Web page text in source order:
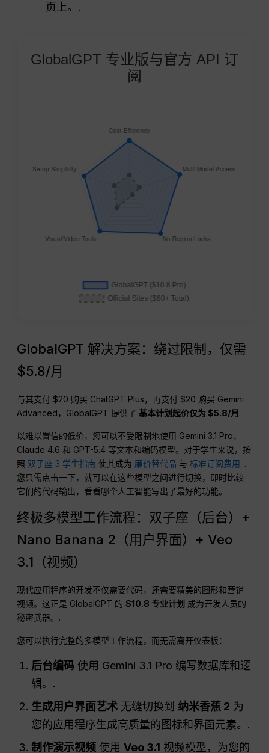
页上。.
GlobalGPT 专业版与官方 API 订
阅
GlobalGPT 解决方案：绕过限制，仅需
$5.8/月
与其支付 $20 购买 ChatGPT Plus，再支付 $20 购买 Gemini
Advanced，GlobalGPT 提供了基本计划起价仅为 $5.8/月.
以难以置信的低价，您可以不受限制地使用 Gemini 3.1 Pro、
Claude 4.6 和 GPT-5.4 等文本和编码模型。对于学生来说，按
照 双子座 3 学生指南 使其成为 廉价替代品 与标准订阅费用. .
您只需点击一下，就可以在这些模型之间进行切换，即时比较
它们的代码输出，看看哪个人工智能写出了最好的功能。.
终极多模型工作流程：双子座（后台）+
Nano Banana 2（用户界面）+ Veo
3.1（视频）
现代应用程序的开发不仅需要代码，还需要精美的图形和营销
视频。这正是 GlobalGPT 的$10.8 专业计划 成为开发人员的
秘密武器。.
您可以执行完整的多模型工作流程，而无需离开仪表板：
后台编码 使用 Gemini 3.1 Pro 编写数据库和逻
辑。.
生成用户界面艺术 无缝切换到 纳米香蕉 2 为
您的应用程序生成高质量的图标和界面元素。.
制作演示视频 使用Veo 3.1 视频模型，为您的